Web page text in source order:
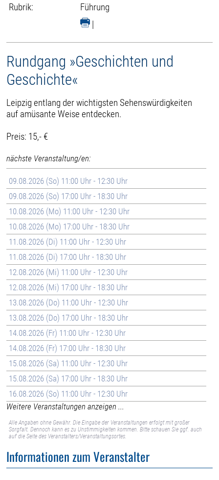
Rubrik:
Führung
|
Rundgang »Geschichten und
Geschichte«
Leipzig entlang der wichtigsten Sehenswürdigkeiten
auf amüsante Weise entdecken.
Preis: 15,- €
nächste Veranstaltung/en:
09.08.2026 (So) 11:00 Uhr - 12:30 Uhr
09.08.2026 (So) 17:00 Uhr - 18:30 Uhr
10.08.2026 (Mo) 11:00 Uhr - 12:30 Uhr
10.08.2026 (Mo) 17:00 Uhr - 18:30 Uhr
11.08.2026 (Di) 11:00 Uhr - 12:30 Uhr
11.08.2026 (Di) 17:00 Uhr - 18:30 Uhr
12.08.2026 (Mi) 11:00 Uhr - 12:30 Uhr
12.08.2026 (Mi) 17:00 Uhr - 18:30 Uhr
13.08.2026 (Do) 11:00 Uhr - 12:30 Uhr
13.08.2026 (Do) 17:00 Uhr - 18:30 Uhr
14.08.2026 (Fr) 11:00 Uhr - 12:30 Uhr
14.08.2026 (Fr) 17:00 Uhr - 18:30 Uhr
15.08.2026 (Sa) 11:00 Uhr - 12:30 Uhr
15.08.2026 (Sa) 17:00 Uhr - 18:30 Uhr
16.08.2026 (So) 11:00 Uhr - 12:30 Uhr
Weitere Veranstaltungen anzeigen ...
Alle Angaben ohne Gewähr. Die Eingabe der Veranstaltungen erfolgt mit großer
Sorgfalt. Dennoch kann es zu Unstimmigkeiten kommen. Bitte schauen Sie ggf. auch
auf die Seite des Veranstalters/Veranstaltungsortes.
Informationen zum Veranstalter